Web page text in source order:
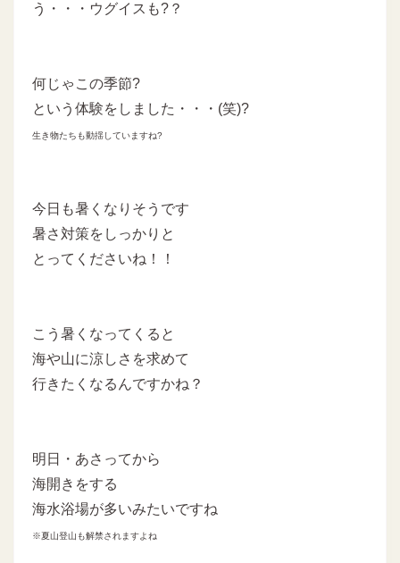
う・・・ウグイスも?？
何じゃこの季節?
という体験をしました・・・(笑)?
生き物たちも動揺していますね?
今日も暑くなりそうです
暑さ対策をしっかりと
とってくださいね！！
こう暑くなってくると
海や山に涼しさを求めて
行きたくなるんですかね？
明日・あさってから
海開きをする
海水浴場が多いみたいですね
※夏山登山も解禁されますよね